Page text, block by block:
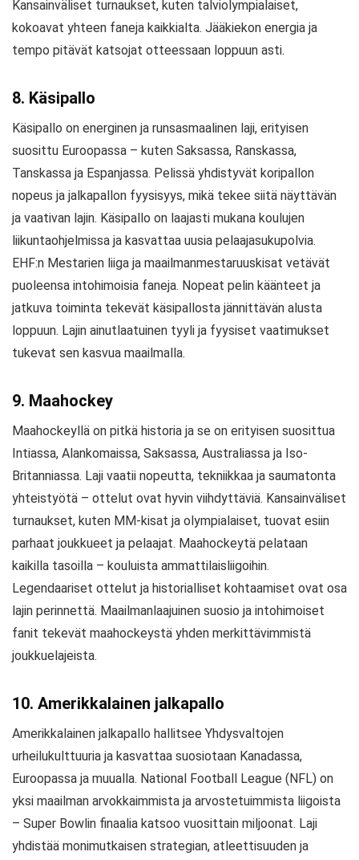
Kansainväliset turnaukset, kuten talviolympialaiset,
kokoavat yhteen faneja kaikkialta. Jääkiekon energia ja
tempo pitävät katsojat otteessaan loppuun asti.
8. Käsipallo
Käsipallo on energinen ja runsasmaalinen laji, erityisen
suosittu Euroopassa – kuten Saksassa, Ranskassa,
Tanskassa ja Espanjassa. Pelissä yhdistyvät koripallon
nopeus ja jalkapallon fyysisyys, mikä tekee siitä näyttävän
ja vaativan lajin. Käsipallo on laajasti mukana koulujen
liikuntaohjelmissa ja kasvattaa uusia pelaajasukupolvia.
EHF:n Mestarien liiga ja maailmanmestaruuskisat vetävät
puoleensa intohimoisia faneja. Nopeat pelin käänteet ja
jatkuva toiminta tekevät käsipallosta jännittävän alusta
loppuun. Lajin ainutlaatuinen tyyli ja fyysiset vaatimukset
tukevat sen kasvua maailmalla.
9. Maahockey
Maahockeyllä on pitkä historia ja se on erityisen suosittua
Intiassa, Alankomaissa, Saksassa, Australiassa ja Iso-
Britanniassa. Laji vaatii nopeutta, tekniikkaa ja saumatonta
yhteistyötä – ottelut ovat hyvin viihdyttäviä. Kansainväliset
turnaukset, kuten MM-kisat ja olympialaiset, tuovat esiin
parhaat joukkueet ja pelaajat. Maahockeytä pelataan
kaikilla tasoilla – kouluista ammattilaisliigoihin.
Legendaariset ottelut ja historialliset kohtaamiset ovat osa
lajin perinnettä. Maailmanlaajuinen suosio ja intohimoiset
fanit tekevät maahockeystä yhden merkittävimmistä
joukkuelajeista.
10. Amerikkalainen jalkapallo
Amerikkalainen jalkapallo hallitsee Yhdysvaltojen
urheilukulttuuria ja kasvattaa suosiotaan Kanadassa,
Euroopassa ja muualla. National Football League (NFL) on
yksi maailman arvokkaimmista ja arvostetuimmista liigoista
– Super Bowlin finaalia katsoo vuosittain miljoonat. Laji
yhdistää monimutkaisen strategian, atleettisuuden ja